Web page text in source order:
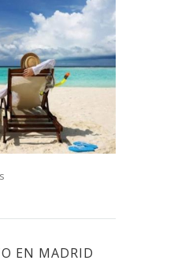
EN MADRID